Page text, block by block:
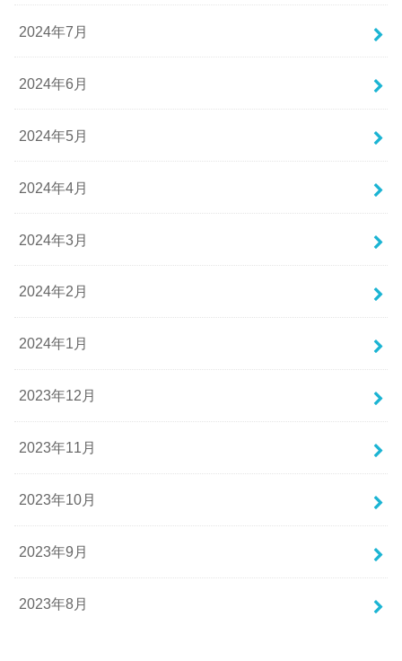
2024年7月
2024年6月
2024年5月
2024年4月
2024年3月
2024年2月
2024年1月
2023年12月
2023年11月
2023年10月
2023年9月
2023年8月